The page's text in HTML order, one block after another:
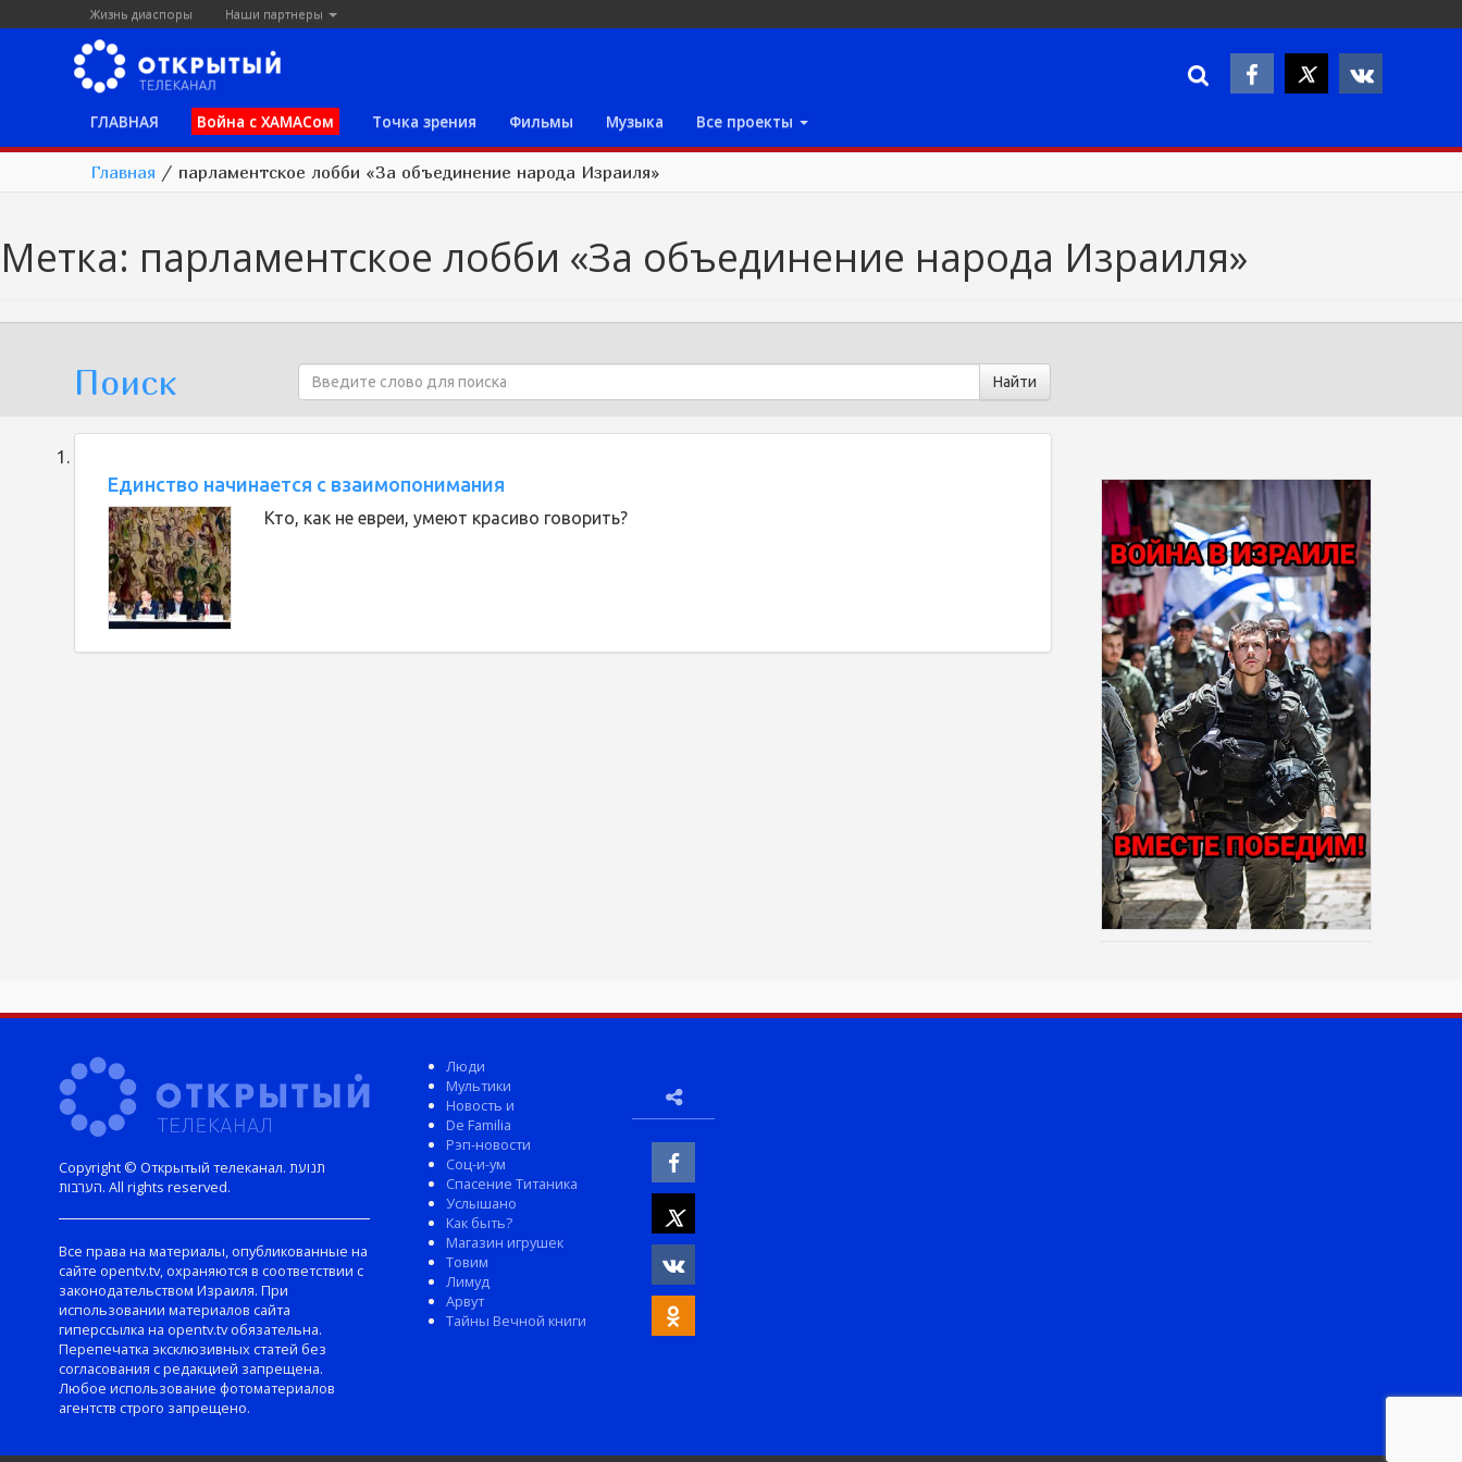
Жизнь диаспоры Наши партнеры
ГЛАВНАЯ Война с ХАМАСом Точка зрения Фильмы Музыка Все проекты
Главная / парламентское лобби «За объединение народа Израиля»
Метка: парламентское лобби «За объединение народа Израиля»
Поиск
Единство начинается с взаимопонимания
Кто, как не евреи, умеют красиво говорить?
Copyright © Открытый телеканал. תנועת
הערבות. All rights reserved.
Все права на материалы, опубликованные на
сайте opentv.tv, охраняются в соответствии с
законодательством Израиля. При
использовании материалов сайта
гиперссылка на opentv.tv обязательна.
Перепечатка эксклюзивных статей без
согласования с редакцией запрещена.
Любое использование фотоматериалов
агентств строго запрещено.
Люди
Мультики
Новость и
De Familia
Рэп-новости
Соц-и-ум
Спасение Титаника
Услышано
Как быть?
Магазин игрушек
Товим
Лимуд
Арвут
Тайны Вечной книги